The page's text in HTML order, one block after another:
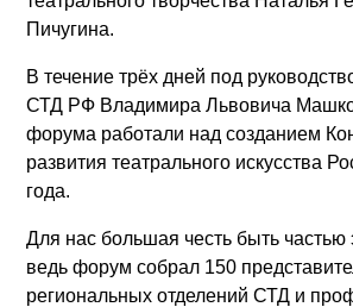
Противодействие коррупции
Антитеррористическая безопасность
53.02.02 Музыкальное искусство эстрады (по
51.02.03 Библиотечно-информационная
53.02.08 Музыкальное звукооператорское
43.02.16 Туризм и гостеприимство
Количество мест для приема
Особенности проведения вступительных
лиц с ОВЗ
Пичугина.
В течение трёх дней под
СТД РФ Владимира Львовича
форума работали над созданием
развития театрального искусства
года.
Для нас большая честь быть частью
ведь форум собрал 150
региональных отделений СТД и